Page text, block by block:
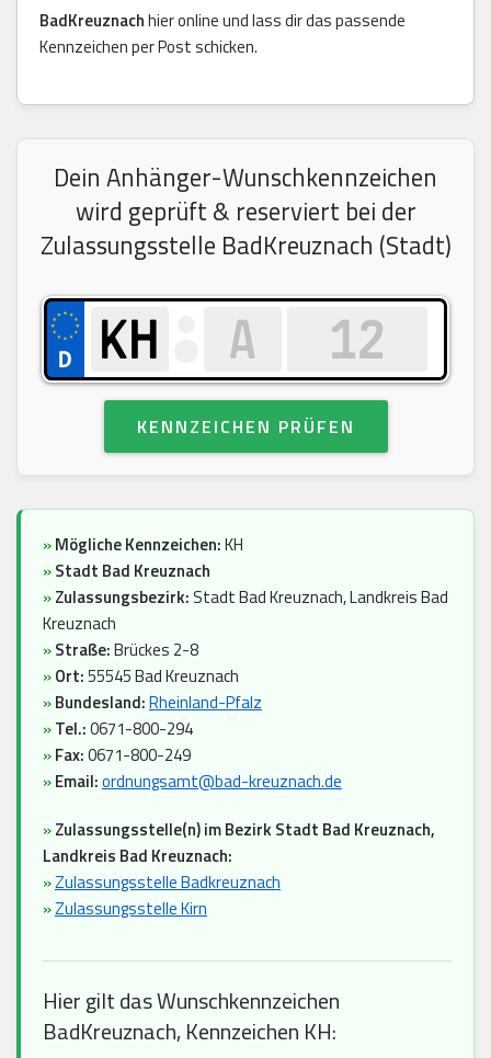
BadKreuznachhier online und lass dir das passende
Kennzeichen per Post schicken.
Dein Anhänger-Wunschkennzeichen
wird geprüft & reserviert bei der
Zulassungsstelle BadKreuznach (Stadt)
KENNZEICHEN PRÜFEN
»Mögliche Kennzeichen:KH
»Stadt Bad Kreuznach
»Zulassungsbezirk: Stadt Bad Kreuznach, Landkreis Bad
Kreuznach
»Straße:Brückes 2-8
»Ort:55545 Bad Kreuznach
»Bundesland:Rheinland-Pfalz
»Tel.:0671-800-294
»Fax:0671-800-249
»Email:ordnungsamt@bad-kreuznach.de
»Zulassungsstelle(n) im Bezirk Stadt Bad Kreuznach,
Landkreis Bad Kreuznach:
»Zulassungsstelle Badkreuznach
»Zulassungsstelle Kirn
Hier gilt das Wunschkennzeichen
BadKreuznach, Kennzeichen KH: